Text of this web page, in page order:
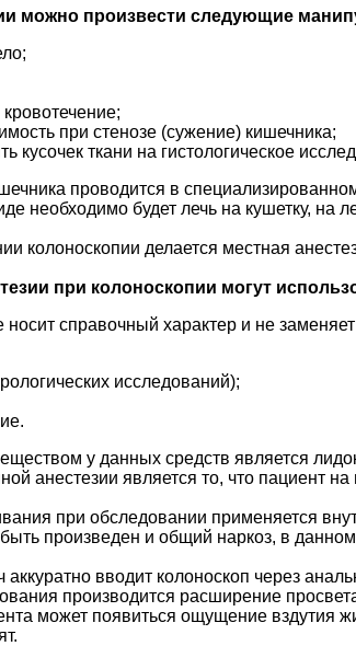
можно произвести следующие
при стенозе (сужение) кишечника;
кусочек ткани на гистологическое
проводится в
необходимо будет лечь на кушетку, на
колоноскопии делается местная
при колоноскопии могут
справочный характер и не
исследований);
у данных средств является
анестезии является то, что пациент
при обследовании применяется
произведен и общий наркоз, в
вводит колоноскоп через
производится расширение
может появиться ощущение вздутия